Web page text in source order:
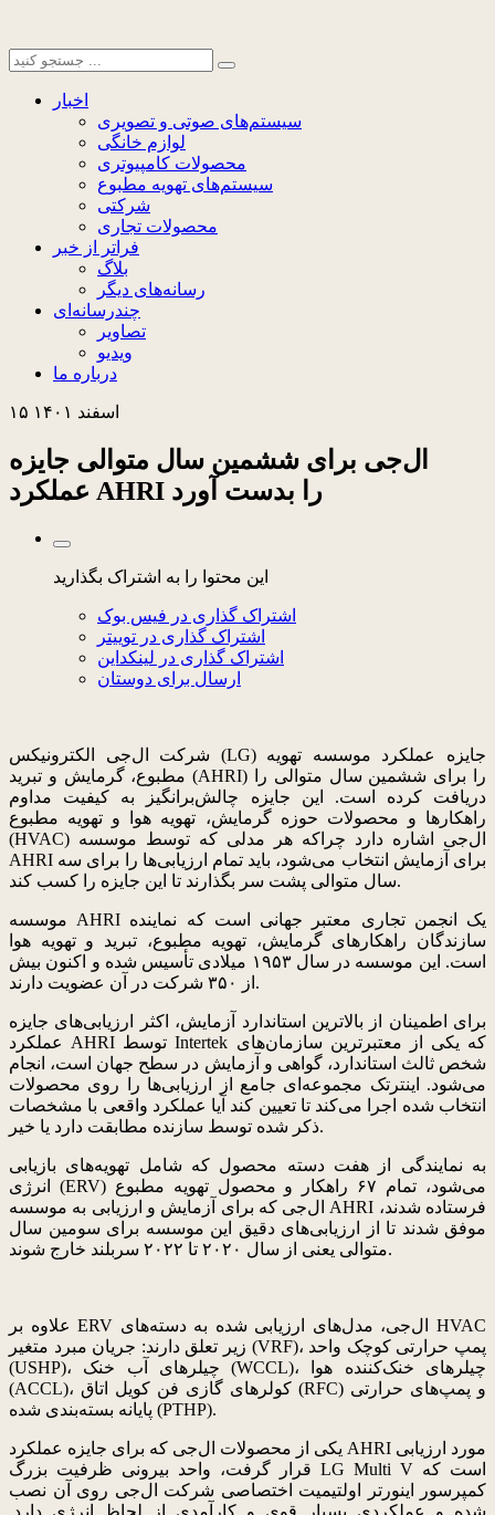
اخبار
سیستم‌های صوتی و تصویری
لوازم خانگی
محصولات کامپیوتری
سیستم‌های تهویه مطبوع
شرکتی
محصولات تجاری
فراتر از خبر
بلاگ
رسانه‌های دیگر
چندرسانه‌ای
تصاویر
ویدیو
درباره ما
۱۵ اسفند ۱۴۰۱
ال‌جی برای ششمین سال متوالی جایزه
عملکرد AHRI را بدست آورد
این محتوا را به اشتراک بگذارید
اشتراک گذاری در فیس بوک
اشتراک گذاری در توییتر
اشتراک گذاری در لینکداین
ارسال برای دوستان
شرکت ال‌جی الکترونیکس (LG) جایزه عملکرد موسسه تهویه
مطبوع، گرمایش و تبرید (AHRI) را برای ششمین سال متوالی را
دریافت کرده است. این جایزه چالش‌برانگیز به کیفیت مداوم
راهکارها و محصولات حوزه گرمایش، تهویه هوا و تهویه مطبوع
(HVAC) ال‌جی اشاره دارد چراکه هر مدلی که توسط موسسه
AHRI برای آزمایش انتخاب می‌شود، باید تمام ارزیابی‌ها را برای سه
سال متوالی پشت سر بگذارند تا این جایزه را کسب کند.
موسسه AHRI یک انجمن تجاری معتبر جهانی است که نماینده
سازندگان راهکارهای گرمایش، تهویه مطبوع، تبرید و تهویه هوا
است. این موسسه در سال ۱۹۵۳ میلادی تأسیس شده و اکنون بیش
از ۳۵۰ شرکت در آن عضویت دارند.
برای اطمینان از بالاترین استاندارد آزمایش، اکثر ارزیابی‌های جایزه
عملکرد AHRI توسط Intertek که یکی از معتبرترین سازمان‌های
شخص ثالث استاندارد، گواهی و آزمایش در سطح جهان است، انجام
می‌شود. اینترتک مجموعه‌ای جامع از ارزیابی‌ها را روی محصولات
انتخاب شده اجرا می‌کند تا تعیین کند آیا عملکرد واقعی با مشخصات
ذکر شده توسط سازنده مطابقت دارد یا خیر.
به نمایندگی از هفت دسته محصول که شامل تهویه‌های بازیابی
انرژی (ERV) می‌شود، تمام ۶۷ راهکار و محصول تهویه مطبوع
ال‌جی که برای آزمایش و ‌ارزیابی به موسسه AHRI فرستاده شدند،
موفق شدند تا از ارزیابی‌های دقیق این موسسه برای سومین سال
متوالی یعنی از سال ۲۰۲۰ تا ۲۰۲۲ سربلند خارج شوند.
علاوه بر ERV ال‌جی، مدل‌های ارزیابی شده به دسته‌های HVAC
زیر تعلق دارند: جریان مبرد متغیر (VRF)، پمپ حرارتی کوچک واحد
(USHP)، چیلرهای آب خنک (WCCL)، چیلرهای خنک‌کننده هوا
(ACCL)، کولرهای گازی فن کویل اتاق (RFC) و پمپ‌های حرارتی
پایانه بسته‌بندی شده (PTHP).
یکی از محصولات ال‌جی که برای جایزه عملکرد AHRI مورد ارزیابی
قرار گرفت، واحد بیرونی ظرفیت بزرگ LG Multi V است که
کمپرسور اینورتر اولتیمیت اختصاصی شرکت ال‌جی روی آن نصب
شده و عملکردی بسیار قوی و کارآمدی از لحاظ انرژی دارد.